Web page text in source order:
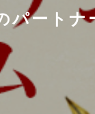
ェアパー